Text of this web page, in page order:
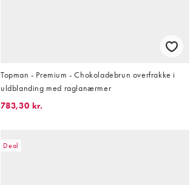
Topman - Premium - Chokoladebrun overfrakke i
uldblanding med raglanærmer
783,30 kr.
Deal